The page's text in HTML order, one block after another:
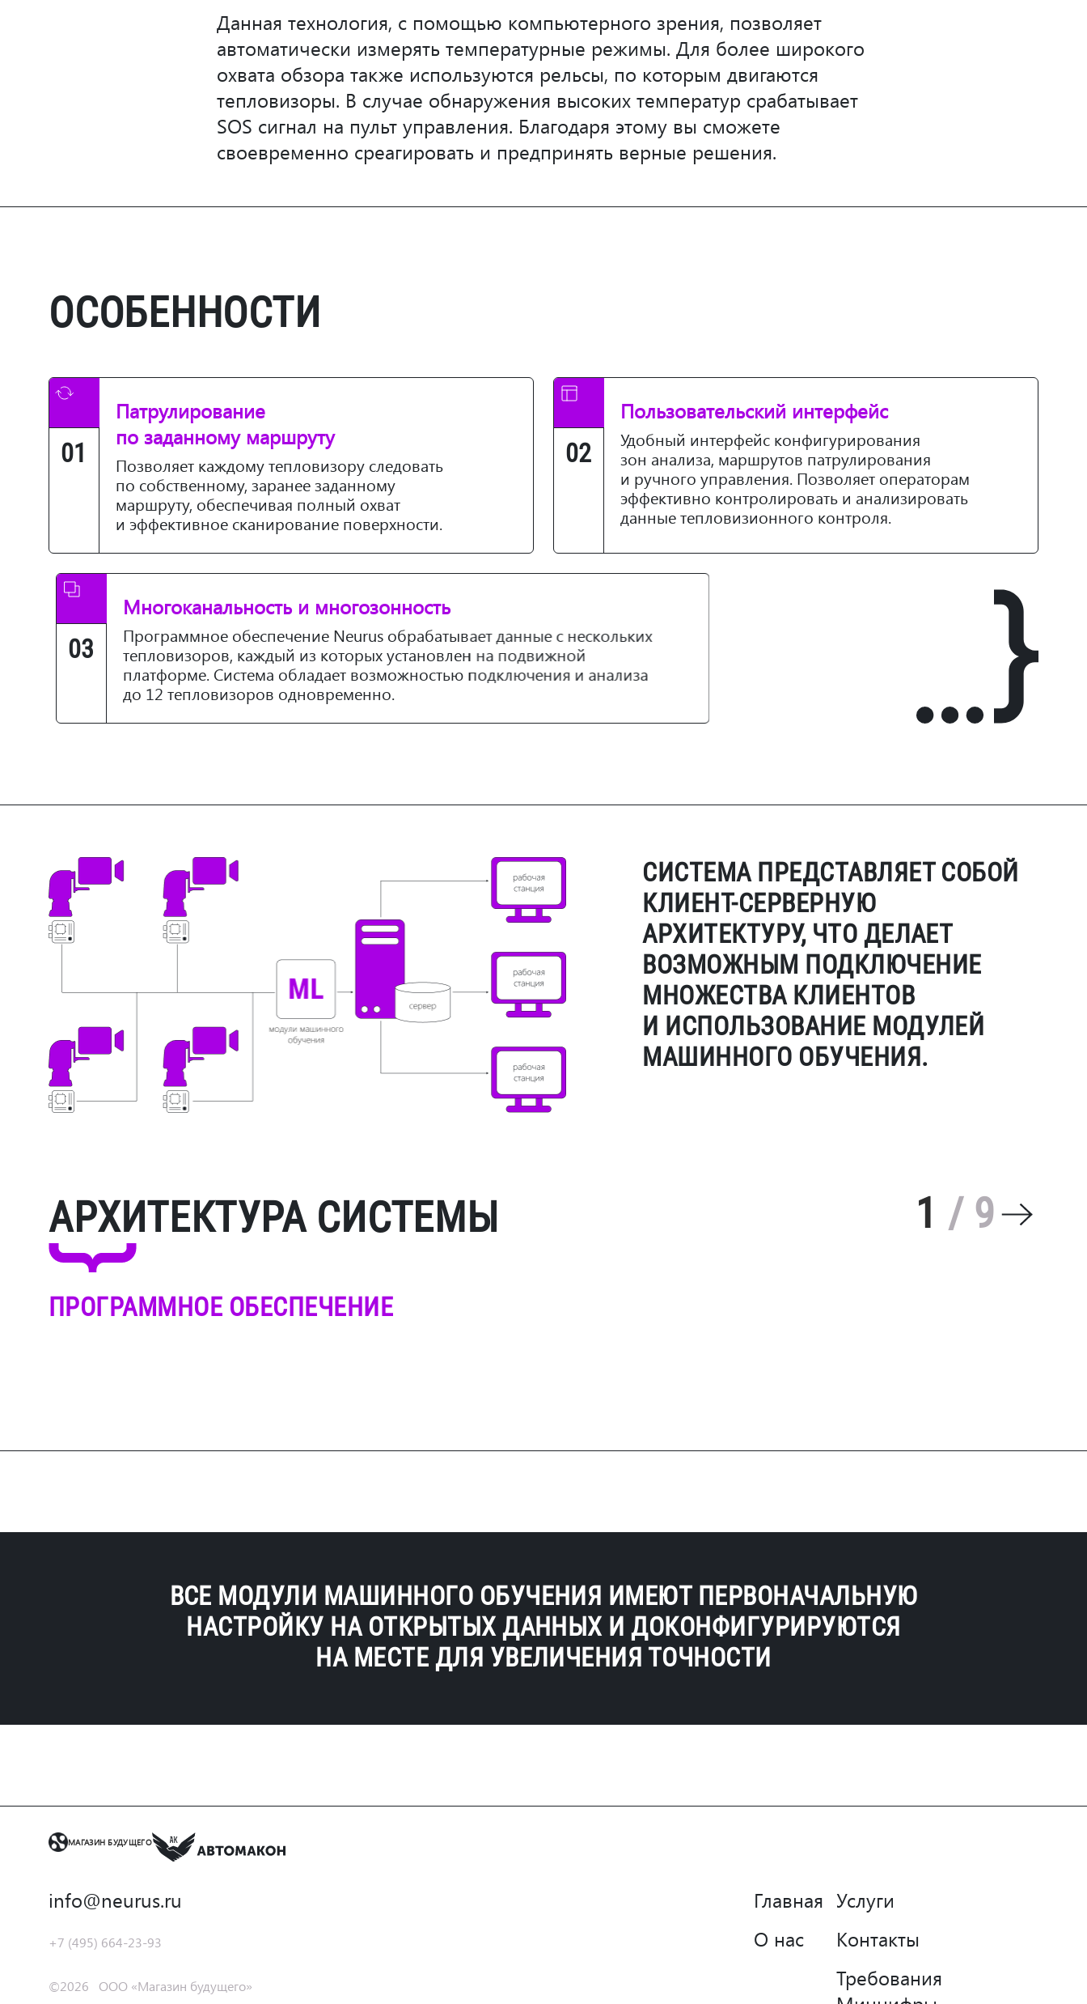
Данная технология, с помощью компьютерного зрения, позволяет
автоматически измерять температурные режимы. Для более широкого
охвата обзора также используются рельсы, по которым двигаются
тепловизоры. В случае обнаружения высоких температур срабатывает
SOS сигнал на пульт управления. Благодаря этому вы сможете
своевременно среагировать и предпринять верные решения.
ОСОБЕННОСТИ
01
Патрулирование
по заданному маршруту
Позволяет каждому тепловизору следовать
по собственному, заранее заданному
маршруту, обеспечивая полный охват
и эффективное сканирование поверхности.
02
Пользовательский интерфейс
Удобный интерфейс конфигурирования
зон анализа, маршрутов патрулирования
и ручного управления. Позволяет операторам
эффективно контролировать и анализировать
данные тепловизионного контроля.
03
Многоканальность и многозонность
Программное обеспечение Neurus обрабатывает данные с нескольких
тепловизоров, каждый из которых установлен на подвижной
платформе. Система обладает возможностью подключения и анализа
до 12 тепловизоров одновременно.
СИСТЕМА ПРЕДСТАВЛЯЕТ СОБОЙ
КЛИЕНТ-СЕРВЕРНУЮ
АРХИТЕКТУРУ, ЧТО ДЕЛАЕТ
ВОЗМОЖНЫМ ПОДКЛЮЧЕНИЕ
МНОЖЕСТВА КЛИЕНТОВ
И ИСПОЛЬЗОВАНИЕ МОДУЛЕЙ
МАШИННОГО ОБУЧЕНИЯ.
АРХИТЕКТУРА СИСТЕМЫ 1 / 9
ПРОГРАММНОЕ ОБЕСПЕЧЕНИЕ
ВСЕ МОДУЛИ МАШИННОГО ОБУЧЕНИЯ ИМЕЮТ ПЕРВОНАЧАЛЬНУЮ
НАСТРОЙКУ НА ОТКРЫТЫХ ДАННЫХ И ДОКОНФИГУРИРУЮТСЯ
НА МЕСТЕ ДЛЯ УВЕЛИЧЕНИЯ ТОЧНОСТИ
МАГАЗИН БУДУЩЕГО
info@neurus.ru
+7 (495) 664-23-93
Главная Услуги
О нас
Контакты
Требования
©2026 ООО «Магазин будущего»